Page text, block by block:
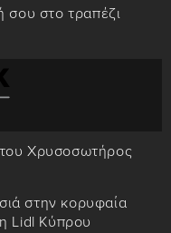
σου στο τραπέζι
Χρυσοσωτήρος
στην κορυφαία
Lidl Κύπρου